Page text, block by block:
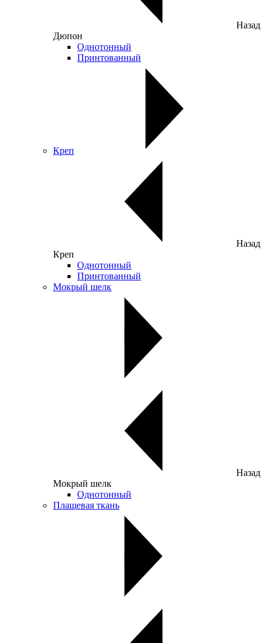
Назад
Дюпон
Однотонный
Принтованный
Креп
Назад
Креп
Однотонный
Принтованный
Мокрый шелк
Назад
Мокрый шелк
Однотонный
Плащевая ткань